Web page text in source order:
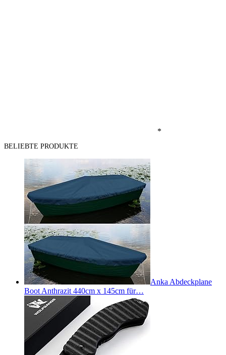
*
BELIEBTE PRODUKTE
Anka Abdeckplane
Boot Anthrazit 440cm x 145cm für…